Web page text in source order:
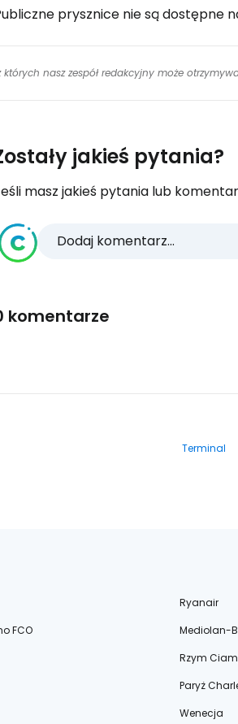
prysznice nie są dostępne
nasz zespół redakcyjny może
jakieś pytania?
masz jakieś pytania lub
Dodaj komentarz...
komentarze
Terminal
Ryanair
FCO
Mediolan-
Rzym
Paryż
Wenecja